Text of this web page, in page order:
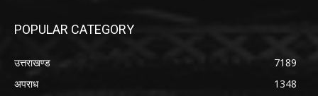
POPULAR CATEGORY
उत्तराखण्ड
7189
अपराध
1348